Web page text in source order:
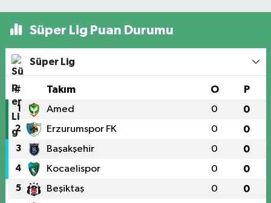
Süper Lig Puan Durumu
Süper Lig
# Takım O P
1 Amed 0 0
2 Erzurumspor FK 0 0
3 Başakşehir 0 0
4 Kocaelispor 0 0
5 Beşiktaş 0 0